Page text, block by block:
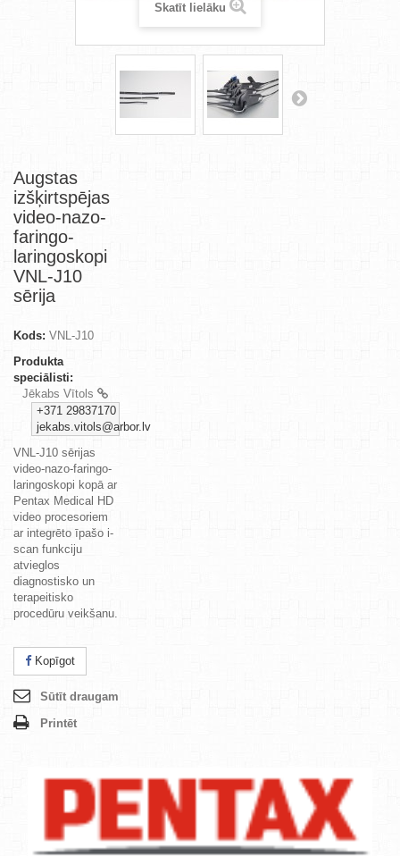
Skatīt lielāku
Augstas
izšķirtspējas
video-nazo-
faringo-
laringoskopi
VNL-J10
sērija
Kods: VNL-J10
Produkta
speciālisti:
Jēkabs Vītols
+371 29837170
jekabs.vitols@arbor.lv
VNL-J10 sērijas
video-nazo-faringo-
laringoskopi kopā ar
Pentax Medical HD
video procesoriem
ar integrēto īpašo i-
scan funkciju
atvieglos
diagnostisko un
terapeitisko
procedūru veikšanu.
Kopīgot
Sūtīt draugam
Printēt